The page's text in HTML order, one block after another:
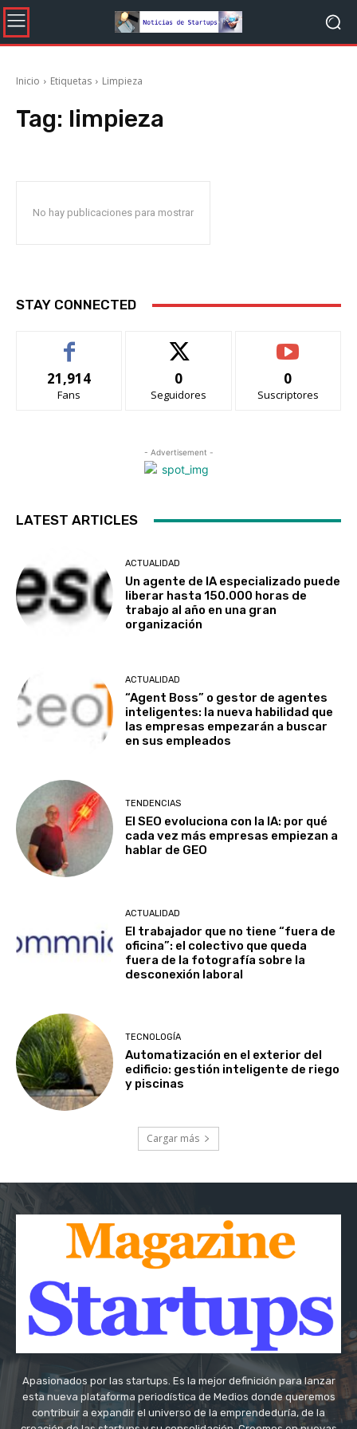
Inicio Etiquetas Limpieza
Tag: limpieza
No hay publicaciones para mostrar
STAY CONNECTED
21,914
Fans
0
Seguidores
0
Suscriptores
- Advertisement -
LATEST ARTICLES
ACTUALIDAD
Un agente de IA especializado puede
liberar hasta 150.000 horas de
trabajo al año en una gran
organización
ACTUALIDAD
“Agent Boss” o gestor de agentes
inteligentes: la nueva habilidad que
las empresas empezarán a buscar
en sus empleados
TENDENCIAS
El SEO evoluciona con la IA: por qué
cada vez más empresas empiezan a
hablar de GEO
ACTUALIDAD
El trabajador que no tiene “fuera de
oficina”: el colectivo que queda
fuera de la fotografía sobre la
desconexión laboral
TECNOLOGÍA
Automatización en el exterior del
edificio: gestión inteligente de riego
y piscinas
Cargar más
Apasionados por las startups. Es la mejor definición para lanzar
esta nueva plataforma periodística de Medios donde queremos
contribuir a expandir el universo de la emprendeduría, de la